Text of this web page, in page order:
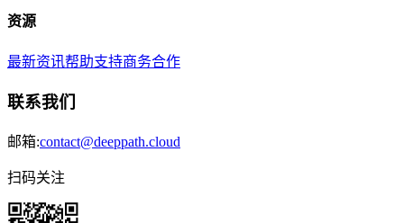
资源
最新资讯帮助支持商务合作
联系我们
邮箱:contact@deeppath.cloud
扫码关注